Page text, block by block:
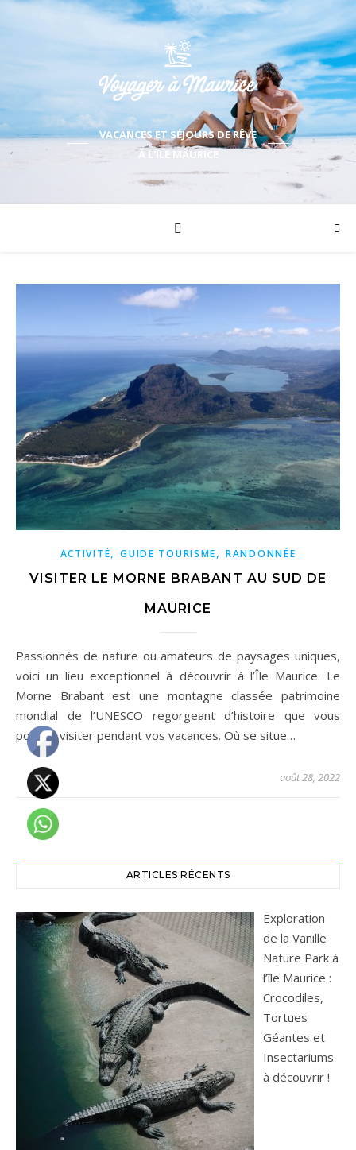
VACANCES ET SÉJOURS DE RÊVE
À L'ÎLE MAURICE
ACTIVITÉ,GUIDE TOURISME,RANDONNÉE
VISITER LE MORNE BRABANT AU SUD DE
MAURICE
Passionnés de nature ou amateurs de paysages uniques,
voici un lieu exceptionnel à découvrir à l’Île Maurice. Le
Morne Brabant est une montagne classée patrimoine
mondial de l’UNESCO regorgeant d’histoire que vous
pouvez visiter pendant vos vacances. Où se situe…
août 28, 2022
ARTICLES RÉCENTS
Exploration
de la Vanille
Nature Park à
l’île Maurice :
Crocodiles,
Tortues
Géantes et
Insectariums
à découvrir !